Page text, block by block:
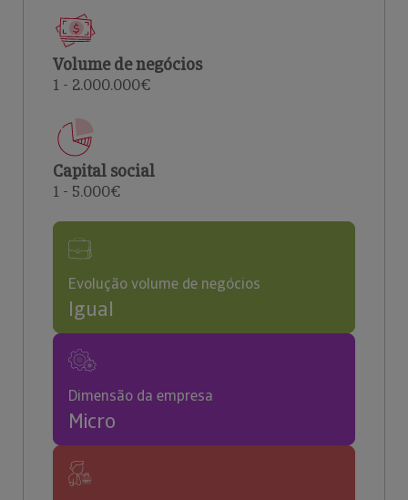
Volume de negócios
1 - 2.000.000€
Capital social
1 - 5.000€
Evolução volume de negócios
Igual
Dimensão da empresa
Micro